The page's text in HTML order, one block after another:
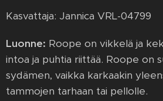
Kasvattaja: Jannica VRL-04799
Luonne: Roope on vikkelä ja
intoa ja puhtia riittää. Roope on
sydämen, vaikka karkaakin
tammojen tarhaan tai pellolle.